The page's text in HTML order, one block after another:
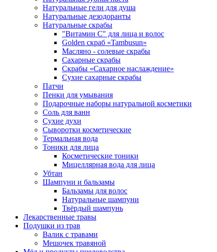
Натуральные гели для душа
Натуральные дезодоранты
Натуральные скрабы
"Витамин С" для лица и волос
Golden скраб «Tambusun»
Масляно - солевые скрабы
Сахарные скрабы
Скрабы «Сахарное наслаждение»
Сухие сахарные скрабы
Патчи
Пенки для умывания
Подарочные наборы натуральной косметики
Соль для ванн
Сухие духи
Сыворотки косметические
Термальная вода
Тоники для лица
Косметические тоники
Мицеллярная вода для лица
Убтан
Шампуни и бальзамы
Бальзамы для волос
Натуральные шампуни
Твёрдый шампунь
Лекарственные травы
Подушки из трав
Валик с травами
Мешочек травяной